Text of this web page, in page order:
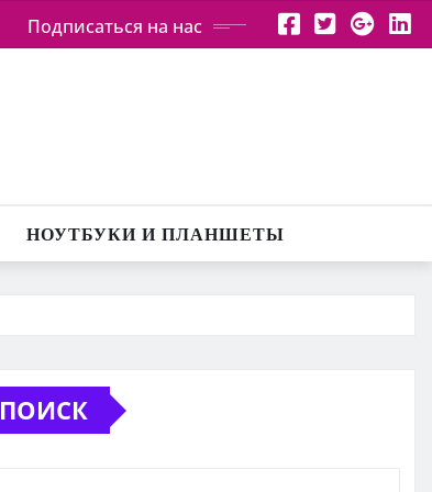
Подписаться на нас
НОУТБУКИ И ПЛАНШЕТЫ
ПОИСК